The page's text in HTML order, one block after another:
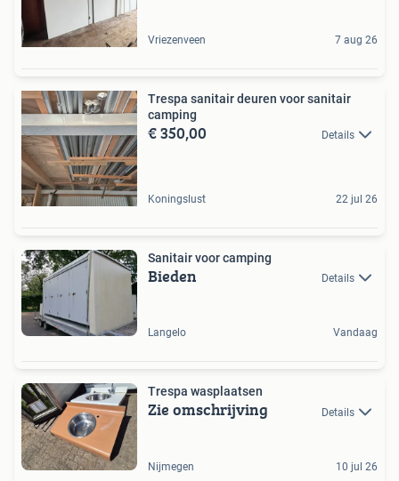
Vriezenveen 7 aug 26
Trespa sanitair deuren voor sanitair
camping
€ 350,00 Details
Koningslust 22 jul 26
Sanitair voor camping
Bieden Details
Langelo Vandaag
Trespa wasplaatsen
Zie omschrijving Details
Nijmegen 10 jul 26